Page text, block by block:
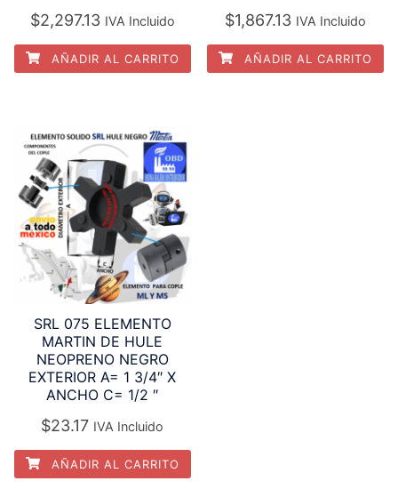
$2,297.13 IVA Incluido
AÑADIR AL CARRITO
$1,867.13 IVA Incluido
AÑADIR AL CARRITO
SRL 075 ELEMENTO
MARTIN DE HULE
NEOPRENO NEGRO
EXTERIOR A= 1 3/4″ X
ANCHO C= 1/2 ″
$23.17 IVA Incluido
AÑADIR AL CARRITO